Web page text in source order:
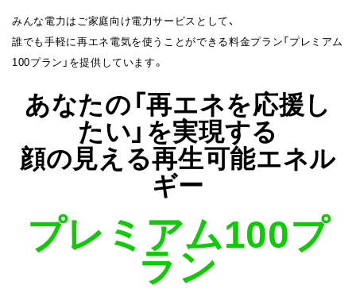
みんな電力はご家庭向け電力サービスとして、
誰でも手軽に再エネ電気を使うことができる料金プラン「プレミアム
100プラン」を提供しています。
あなたの「再エネを応援し
たい」を実現する
顔の見える再生可能エネル
ギー
プレミアム100プ
ラン